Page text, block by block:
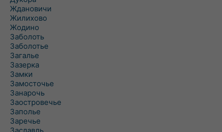
Ждановичи
Жилихово
Жодино
Заболоть
Заболотье
Загалье
Зазерка
Замки
Замосточье
Занарочь
Заостровечье
Заполье
Заречье